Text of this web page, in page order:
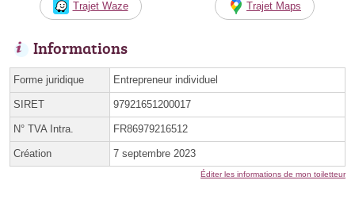
Trajet Waze Trajet Maps
Informations
Forme juridique Entrepreneur individuel
SIRET 97921651200017
N° TVA Intra. FR86979216512
Création 7 septembre 2023
Éditer les informations de mon toiletteur